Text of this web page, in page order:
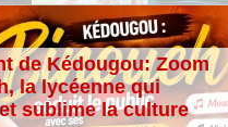
de Kédougou: Zoom
la lycéenne qui
sublime la culture